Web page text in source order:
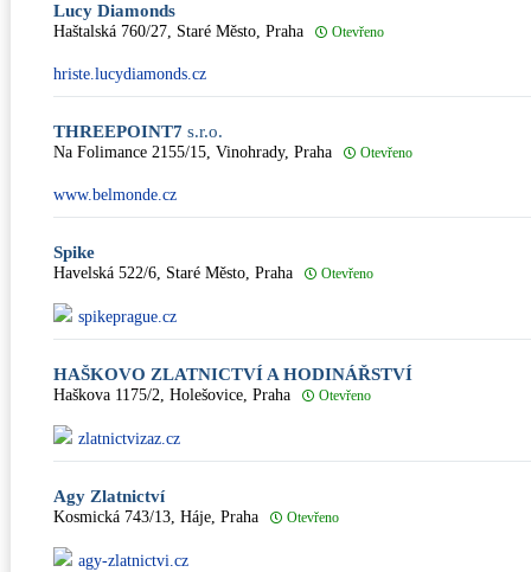
Lucy Diamonds
Haštalská 760/27, Staré Město, Praha Otevřeno
hriste.lucydiamonds.cz
THREEPOINT7 s.r.o.
Na Folimance 2155/15, Vinohrady, Praha Otevřeno
www.belmonde.cz
Spike
Havelská 522/6, Staré Město, Praha Otevřeno
spikeprague.cz
HAŠKOVO ZLATNICTVÍ A HODINÁŘSTVÍ
Haškova 1175/2, Holešovice, Praha Otevřeno
zlatnictvizaz.cz
Agy Zlatnictví
Kosmická 743/13, Háje, Praha Otevřeno
agy-zlatnictvi.cz